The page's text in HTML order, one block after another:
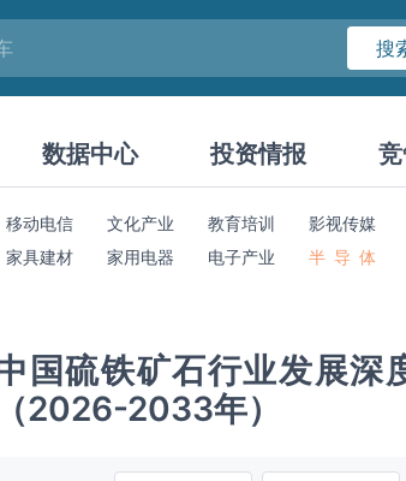
搜
数据中心 投资情报
移动电信 文化产业 教育培训
影视传媒
家具建材 家用电器 电子产业 半 导 体
国硫铁矿石行业发展深
（2026-2033年）